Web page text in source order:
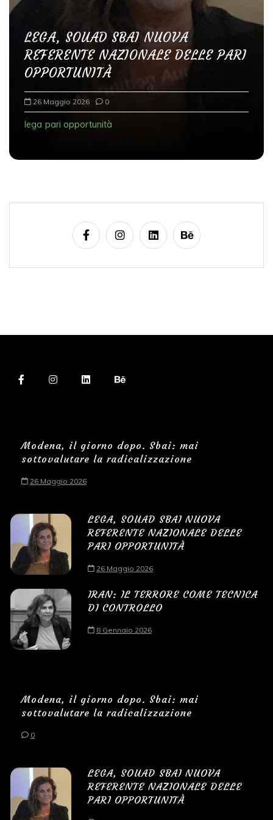
r
LEGA, SOUAD SBAI NUOVA
REFERENTE NAZIONALE DELLE PARI
OPPORTUNITÀ
26 Maggio 2026 0
lega pari opportunità
Modena, il giorno dopo. Sbai: mai
sottovalutare la radicalizzazione
26 Maggio 2026
LEGA, SOUAD SBAI NUOVA
REFERENTE NAZIONALE DELLE
PARI OPPORTUNITÀ
26 Maggio 2026
IRAN: IL TERRORE COME TECNICA
DI CONTROLLO
8 Gennaio 2026
Modena, il giorno dopo. Sbai: mai
sottovalutare la radicalizzazione
0
LEGA, SOUAD SBAI NUOVA
REFERENTE NAZIONALE DELLE
PARI OPPORTUNITÀ